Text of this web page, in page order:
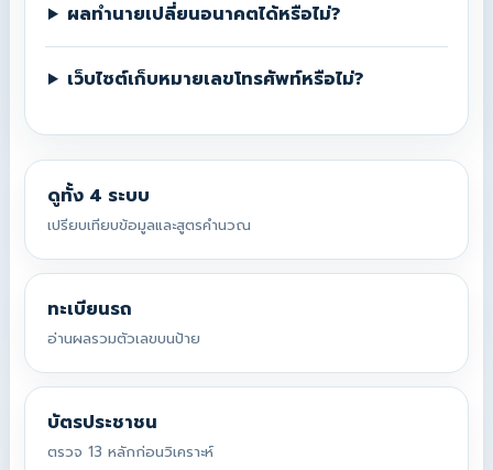
ผลทำนายเปลี่ยนอนาคตได้หรือไม่?
เว็บไซต์เก็บหมายเลขโทรศัพท์หรือไม่?
ดูทั้ง 4 ระบบ
เปรียบเทียบข้อมูลและสูตรคำนวณ
ทะเบียนรถ
อ่านผลรวมตัวเลขบนป้าย
บัตรประชาชน
ตรวจ 13 หลักก่อนวิเคราะห์